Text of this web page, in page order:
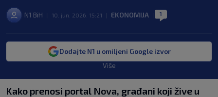
N1 BiH 10. jun. 2026. 15:21 EKONOMIJA 1
Dodajte N1 u omiljeni Google izvor
Više
Kako prenosi portal Nova, građani koji žive u